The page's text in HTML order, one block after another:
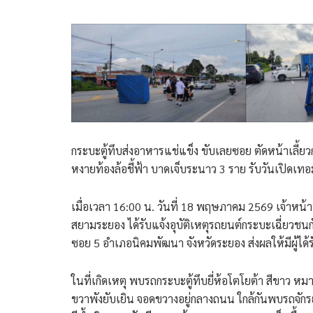
กระบะตู้ทึบส่งอาหารแช่แข็ง ขับเลยซอย ตัดหน้าเลี้
หงายท้องล้อชี้ฟ้า บาดเจ็บระนาว 3 ราย รับวันเปิดเท
เมื่อเวลา 16:00 น. วันที่ 18 พฤษภาคม 2569 เจ้าห
สยามระยอง ได้รับแจ้งอุบัติเหตุรถยนต์กระบะเฉี่ยว
ซอย 5 อำเภอนิคมพัฒนา จังหวัดระยอง ส่งผลให้มีผู้ได้
ในที่เกิดเหตุ พบรถกระบะตู้ทึบยี่ห้อโตโยต้า สีขาว ห
ขวาพังยับเยิน จอดขวางอยู่กลางถนน ใกล้กันพบรถจั